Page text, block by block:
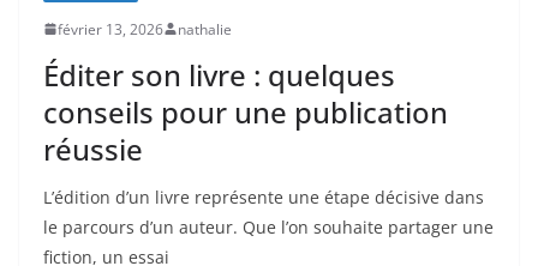
février 13, 2026 nathalie
Éditer son livre : quelques
conseils pour une publication
réussie
L’édition d’un livre représente une étape décisive dans
le parcours d’un auteur. Que l’on souhaite partager une
fiction, un essai